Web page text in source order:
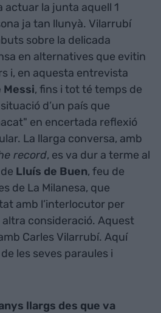
actuar la junta aquell 1
ja tan llunyà. Vilarrubí
sobre la delicada
en alternatives que evitin
i, en aquesta entrevista
Messi, fins i tot té temps de
d’un país que
en encertada reflexió
La llarga conversa, amb
record, es va dur a terme al
Lluís de Buen, feu de
de La Milanesa, que
amb l’interlocutor per
consideració. Aquest
Carles Vilarrubí. Aquí
les seves paraules i
llargs des que va